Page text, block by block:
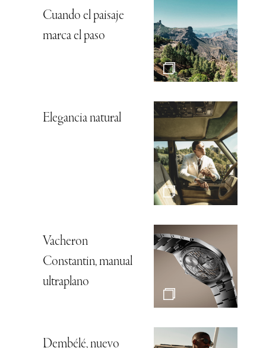
Cuando el paisaje
marca el paso
Elegancia natural
Vacheron
Constantin, manual
ultraplano
Dembélé, nuevo